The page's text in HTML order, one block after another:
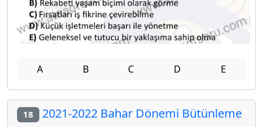
A B C D E
18 2021-2022 Bahar Dönemi Bütünleme